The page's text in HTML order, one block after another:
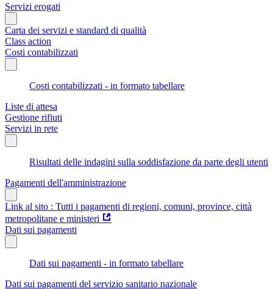
Servizi erogati
Carta dei servizi e standard di qualità
Class action
Costi contabilizzati
Costi contabilizzati - in formato tabellare
Liste di attesa
Gestione rifiuti
Servizi in rete
Risultati delle indagini sulla soddisfazione da parte degli utenti
Pagamenti dell'amministrazione
Link al sito : Tutti i pagamenti di regioni, comuni, province, città
metropolitane e ministeri
Dati sui pagamenti
Dati sui pagamenti - in formato tabellare
Dati sui pagamenti del servizio sanitario nazionale